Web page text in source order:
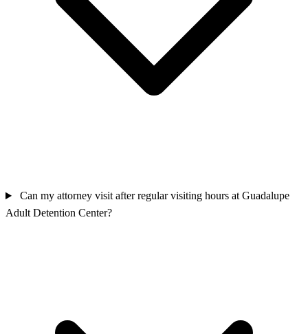
Can my attorney visit after regular visiting hours at Guadalupe
Adult Detention Center?